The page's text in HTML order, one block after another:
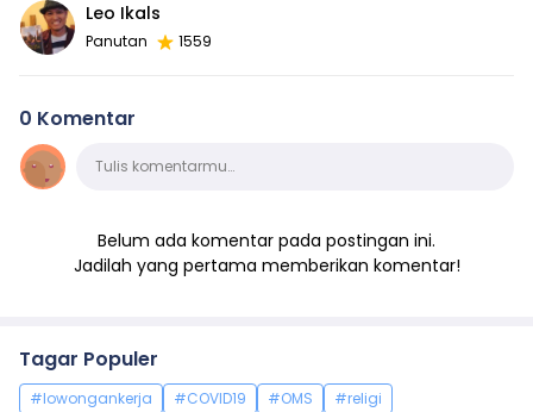
Leo Ikals
Panutan 1559
0 Komentar
KomentarTulis komentarmu…
Belum ada komentar pada postingan ini.
Jadilah yang pertama memberikan komentar!
Tagar Populer
#lowongankerja #COVID19 #OMS #religi